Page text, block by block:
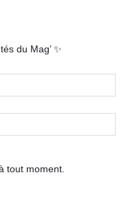
du Mag’ ✨
tout moment.